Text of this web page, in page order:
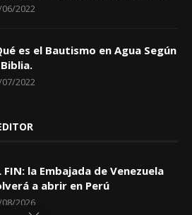
06/2022
es el Bautismo en Agua Según
2022
FIN: la Embajada de Venezuela
a abrir en Perú
08/2026